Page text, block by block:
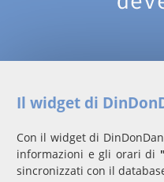
Il widget di
Con il widget di
informazioni e gli orari di
sincronizzati con il